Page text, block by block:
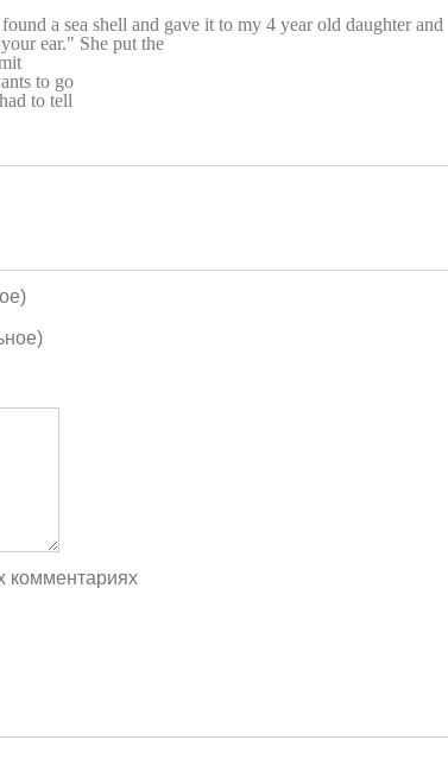
a sea shell and gave it to my 4 year old daughter and
ear." She put the
to go
to tell
комментариях